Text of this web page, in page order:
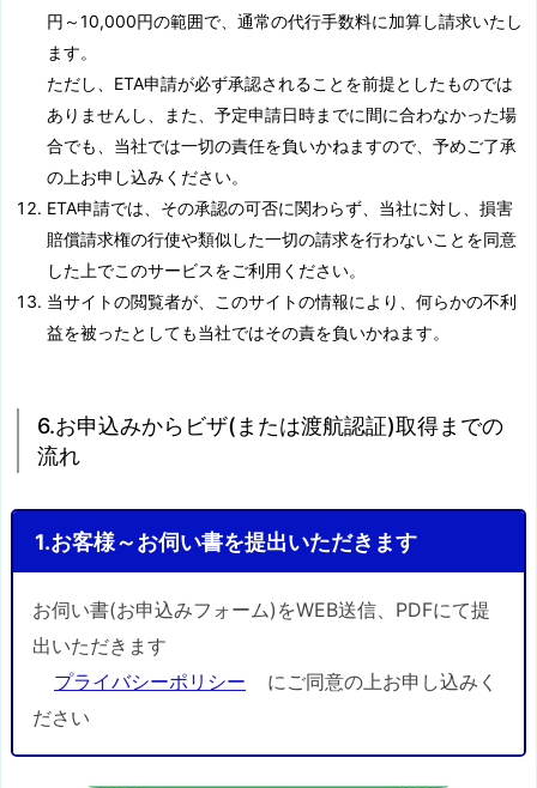
円～10,000円の範囲で、通常の代行手数料に加算し請求いたし
ます。
ただし、ETA申請が必ず承認されることを前提としたものでは
ありませんし、また、予定申請日時までに間に合わなかった場
合でも、当社では一切の責任を負いかねますので、予めご了承
の上お申し込みください。
ETA申請では、その承認の可否に関わらず、当社に対し、損害
賠償請求権の行使や類似した一切の請求を行わないことを同意
した上でこのサービスをご利用ください。
当サイトの閲覧者が、このサイトの情報により、何らかの不利
益を被ったとしても当社ではその責を負いかねます。
6.お申込みからビザ(または渡航認証)取得までの
流れ
1.お客様～お伺い書を提出いただきます
お伺い書(お申込みフォーム)をWEB送信、PDFにて提
出いただきます
プライバシーポリシー
にご同意の上お申し込みく
ださい